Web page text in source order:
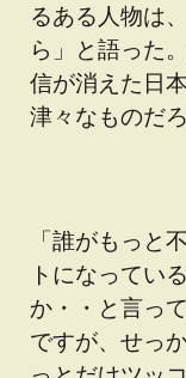
るある人物は
ら」と語った
信が消えた日
津々なものだ
「誰がもっと
トになってい
か・・と言っ
ですが、せっ